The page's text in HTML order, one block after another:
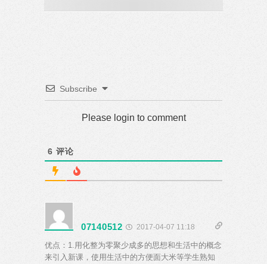
Subscribe
Please login to comment
6 评论
07140512 2017-04-07 11:18
优点：1.用化整为零聚少成多的思想和生活中的概念
来引入新课，使用生活中的方便面大米等学生熟知